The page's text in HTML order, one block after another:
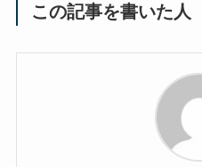
この記事を書いた人